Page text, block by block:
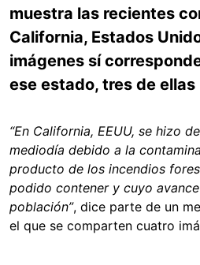
muestra las recientes
California, Estados
imágenes sí
ese estado, tres de
“En California, EEUU, se hizo
mediodía debido a la
producto de los incendios
podido contener y cuyo
población”, dice parte de un
el que se comparten cuatro